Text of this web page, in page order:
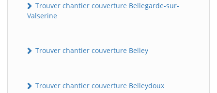
Trouver chantier couverture Bellegarde-sur-
Valserine
Trouver chantier couverture Belley
Trouver chantier couverture Belleydoux